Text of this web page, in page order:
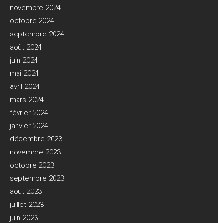
novembre 2024
octobre 2024
septembre 2024
août 2024
juin 2024
mai 2024
avril 2024
mars 2024
février 2024
janvier 2024
décembre 2023
novembre 2023
octobre 2023
septembre 2023
août 2023
juillet 2023
juin 2023